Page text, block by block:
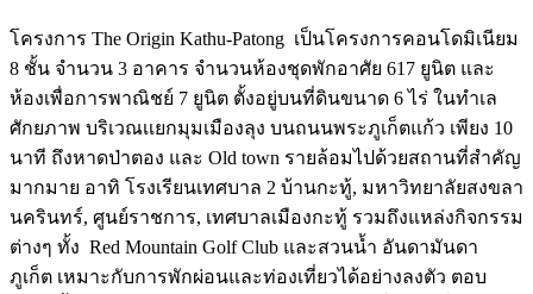
โครงการ The Origin Kathu-Patong เป็นโครงการคอนโดมิเนียม
8 ชั้น จํานวน 3 อาคาร จำนวนห้องชุดพักอาศัย 617 ยูนิต และ
ห้องเพื่อการพาณิชย์ 7 ยูนิต ตั้งอยู่บนที่ดินขนาด 6 ไร่ ในทำเล
ศักยภาพ บริเวณเเยกมุมเมืองลุง บนถนนพระภูเก็ตแก้ว เพียง 10
นาที ถึงหาดป่าตอง และ Old town รายล้อมไปด้วยสถานที่สำคัญ
มากมาย อาทิ โรงเรียนเทศบาล 2 บ้านกะทู้, มหาวิทยาลัยสงขลา
นครินทร์, ศูนย์ราชการ, เทศบาลเมืองกะทู้ รวมถึงแหล่งกิจกรรม
ต่างๆ ทั้ง Red Mountain Golf Club และสวนน้ำ อันดามันดา
ภูเก็ต เหมาะกับการพักผ่อนและท่องเที่ยวได้อย่างลงตัว ตอบ